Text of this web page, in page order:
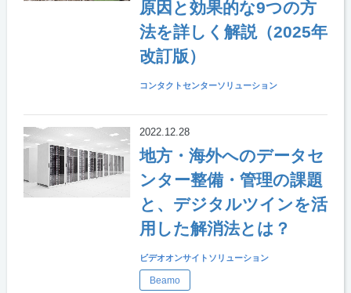
原因と効果的な9つの方
法を詳しく解説（2025年
改訂版）
コンタクトセンターソリューション
2022.12.28
地方・海外へのデータセ
ンター整備・管理の課題
と、デジタルツインを活
用した解消法とは？
ビデオオンサイトソリューション
Beamo